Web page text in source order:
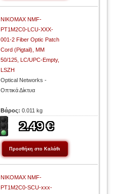
NIKOMAX NMF-
PT1M2C0-LCU-XXX-
001-2 Fiber Optic Patch
Cord (Pigtail), MM
50/125, LC/UPC-Empty,
LSZH
Optical Networks -
Οπτικά Δίκτυα
Βάρος:0.011 kg
NIKOMAX NMF-
PT1M2C0-SCU-xxx-